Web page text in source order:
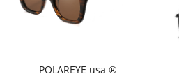
POLAREYE usa ®